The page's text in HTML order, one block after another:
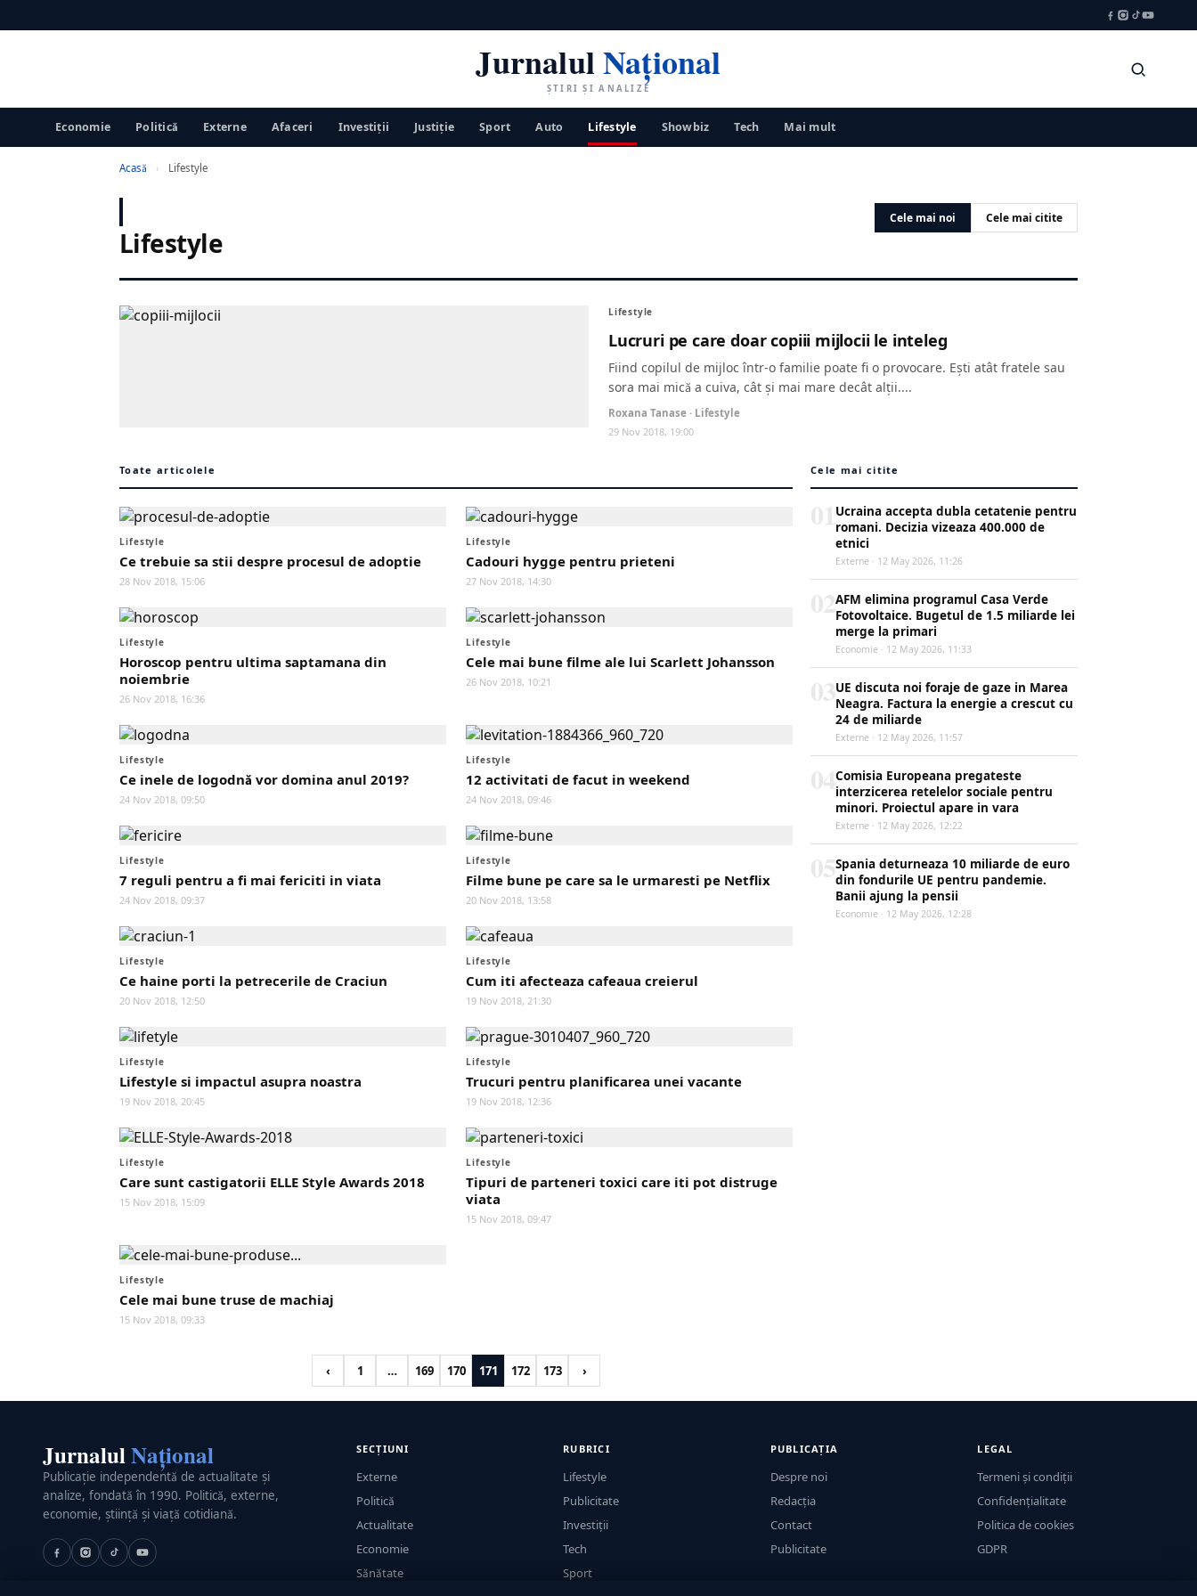
JurnalulNațional
ȘTIRI ȘI ANALIZE
Economie Politică Externe Afaceri Investiții Justiţie Sport Auto Lifestyle Showbiz Tech Mai mult
Acasă › Lifestyle
Lifestyle
Cele mai noi Cele mai citite
Lifestyle
Lucruri pe care doar copiii mijlocii le inteleg
Fiind copilul de mijloc într-o familie poate fi o provocare. Ești atât fratele sau
sora mai mică a cuiva, cât și mai mare decât alții....
Roxana Tanase · Lifestyle
29 Nov 2018, 19:00
Toate articolele
Lifestyle
Ce trebuie sa stii despre procesul de adoptie
28 Nov 2018, 15:06
Lifestyle
Cadouri hygge pentru prieteni
27 Nov 2018, 14:30
Lifestyle
Horoscop pentru ultima saptamana din
noiembrie
26 Nov 2018, 16:36
Lifestyle
Cele mai bune filme ale lui Scarlett Johansson
26 Nov 2018, 10:21
Lifestyle
Ce inele de logodnă vor domina anul 2019?
24 Nov 2018, 09:50
Lifestyle
12 activitati de facut in weekend
24 Nov 2018, 09:46
Lifestyle
7 reguli pentru a fi mai fericiti in viata
24 Nov 2018, 09:37
Lifestyle
Filme bune pe care sa le urmaresti pe Netflix
20 Nov 2018, 13:58
Lifestyle
Ce haine porti la petrecerile de Craciun
20 Nov 2018, 12:50
Lifestyle
Cum iti afecteaza cafeaua creierul
19 Nov 2018, 21:30
Lifestyle
Lifestyle si impactul asupra noastra
19 Nov 2018, 20:45
Lifestyle
Trucuri pentru planificarea unei vacante
19 Nov 2018, 12:36
Lifestyle
Care sunt castigatorii ELLE Style Awards 2018
15 Nov 2018, 15:09
Lifestyle
Tipuri de parteneri toxici care iti pot distruge
viata
15 Nov 2018, 09:47
Lifestyle
Cele mai bune truse de machiaj
15 Nov 2018, 09:33
‹ 1 … 169 170 171 172 173 ›
Cele mai citite
Ucraina accepta dubla cetatenie pentru
romani. Decizia vizeaza 400.000 de
etnici
Externe · 12 May 2026, 11:26
AFM elimina programul Casa Verde
Fotovoltaice. Bugetul de 1.5 miliarde lei
merge la primari
Economie · 12 May 2026, 11:33
UE discuta noi foraje de gaze in Marea
Neagra. Factura la energie a crescut cu
24 de miliarde
Externe · 12 May 2026, 11:57
Comisia Europeana pregateste
interzicerea retelelor sociale pentru
minori. Proiectul apare in vara
Externe · 12 May 2026, 12:22
Spania deturneaza 10 miliarde de euro
din fondurile UE pentru pandemie.
Banii ajung la pensii
Economie · 12 May 2026, 12:28
JurnalulNațional
Publicație independentă de actualitate și
analize, fondată în 1990. Politică, externe,
economie, știință și viață cotidiană.
SECȚIUNI
Externe
Politică
Actualitate
Economie
Sănătate
RUBRICI
Lifestyle
Publicitate
Investiții
Tech
Sport
PUBLICAȚIA
Despre noi
Redacția
Contact
Publicitate
LEGAL
Termeni și condiții
Confidențialitate
Politica de cookies
GDPR